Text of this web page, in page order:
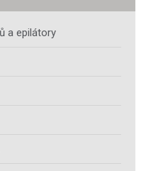
a epilátory